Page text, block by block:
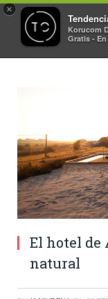
×
Korucom
Gratis -
El hotel de
natural